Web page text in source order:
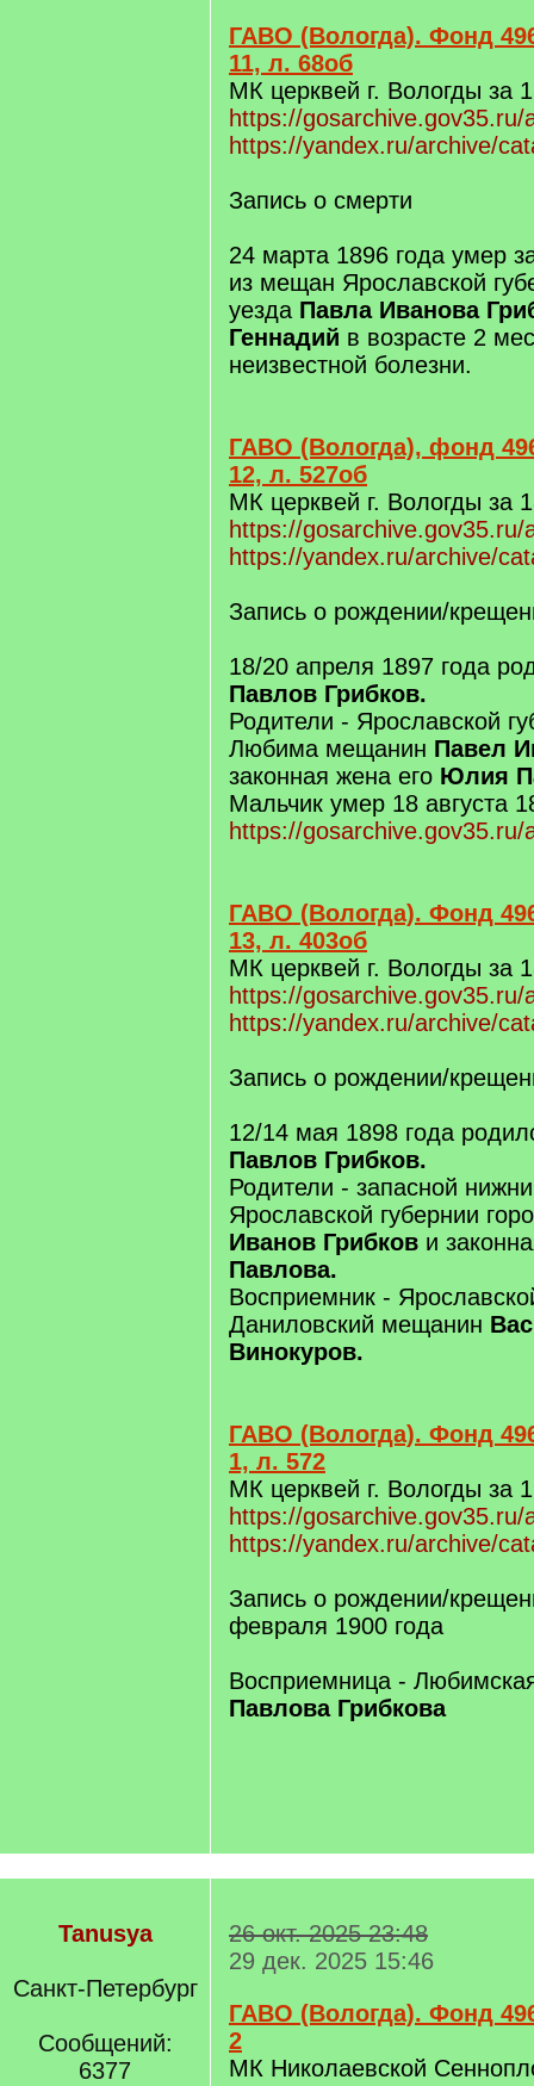
ГАВО (Вологда). Фонд
11, л. 68об
МК церквей г. Вологды за
https://
https://yandex.ru/archive/
Запись о смерти
24 марта 1896 года умер
из мещан Ярославской
уезда Павла Иванова
Геннадий в возрасте 2
неизвестной болезни.
ГАВО (Вологда), фонд
12, л. 527об
МК церквей г. Вологды за
https://
https://yandex.ru/archive/
Запись о рождении/
18/20 апреля 1897 года
Павлов Грибков.
Родители - Ярославской
Любима мещанин Павел
законная жена его Юлия
Мальчик умер 18 августа
https://
ГАВО (Вологда). Фонд
13, л. 403об
МК церквей г. Вологды за
https://
https://yandex.ru/archive/
Запись о рождении/
12/14 мая 1898 года
Павлов Грибков.
Родители - запасной
Ярославской губернии
Иванов Грибков и
Павлова.
Восприемник -
Даниловский мещанин
Винокуров.
ГАВО (Вологда). Фонд
1, л. 572
МК церквей г. Вологды за
https://
https://yandex.ru/archive/
Запись о рождении/
февраля 1900 года
Восприемница -
Павлова Грибкова
Tanusya
Санкт-Петербург
Сообщений:
6377
26 окт. 2025 23:48
29 дек. 2025 15:46
ГАВО (Вологда). Фонд
2
МК Николаевской